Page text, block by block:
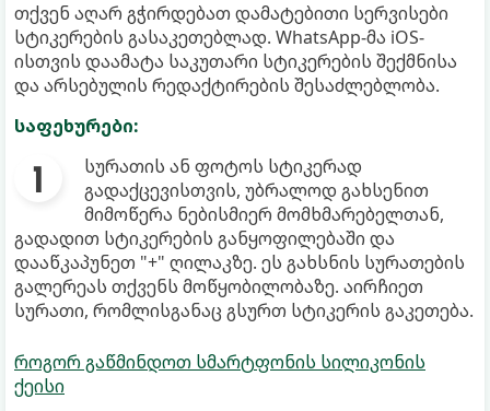
თქვენ აღარ გჭირდებათ დამატებითი სერვისები
სტიკერების გასაკეთებლად. WhatsApp-მა iOS-
ისთვის დაამატა საკუთარი სტიკერების შექმნისა
და არსებულის რედაქტირების შესაძლებლობა.
საფეხურები:
სურათის ან ფოტოს სტიკერად
გადაქცევისთვის, უბრალოდ გახსენით
მიმოწერა ნებისმიერ მომხმარებელთან,
გადადით სტიკერების განყოფილებაში და
დააწკაპუნეთ "+" ღილაკზე. ეს გახსნის სურათების
გალერეას თქვენს მოწყობილობაზე. აირჩიეთ
სურათი, რომლისგანაც გსურთ სტიკერის გაკეთება.
როგორ გაწმინდოთ სმარტფონის სილიკონის
ქეისი